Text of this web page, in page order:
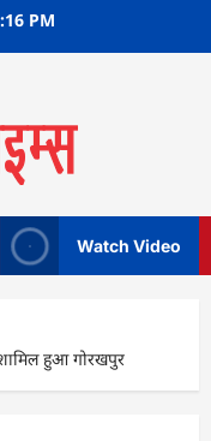
PM
Watch Video
हुआ गोरखपुर